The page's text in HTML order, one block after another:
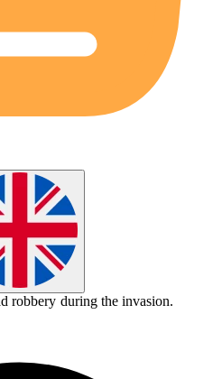
robbery during the invasion.